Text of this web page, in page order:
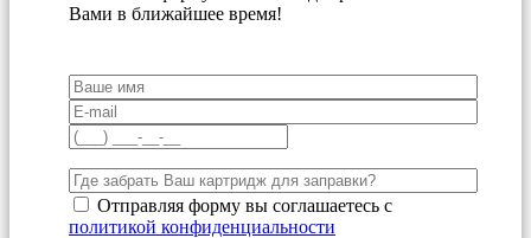
Вами в ближайшее время!
Отправляя форму вы соглашаетесь с
политикой конфиденциальности